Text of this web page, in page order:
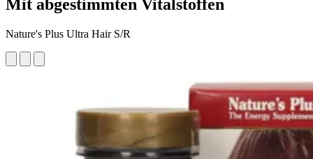
Mit abgestimmten Vitalstoffen
Nature's Plus Ultra Hair S/R